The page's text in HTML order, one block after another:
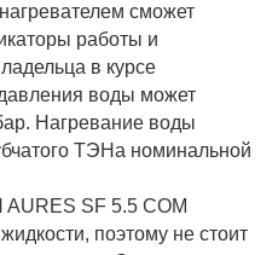
сможет
работы и
в курсе
воды может
Нагревание воды
ТЭНа номинальной
AURES SF 5.5 COM
поэтому не стоит